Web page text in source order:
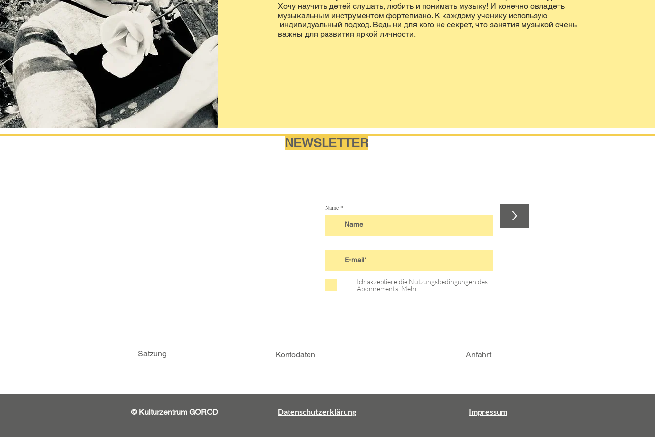
Хочу научить детей слушать, любить и понимать музыку! И конечно овладеть
музыкальным инструментом фортепиано. К каждому ученику использую
индивидуальный подход. Ведь ни для кого не секрет, что занятия музыкой очень
важны для развития яркой личности.
NEWSLETTER
Name >
Ich akzeptiere die Nutzungsbedingungen des
Abonnements. Mehr...
Satzung Kontodaten Anfahrt
© Kulturzentrum GOROD Datenschutzerklärung Impressum